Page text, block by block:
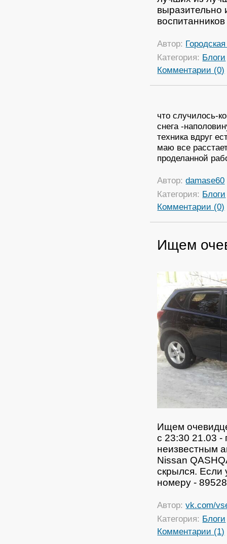
Автор:
Категория: Блоги
Комментарии (0)
что случилось-
снега -
техника вдруг
маю все
проделанной
Автор:damase60
Категория: Блоги
Комментарии (0)
Ищем
Ищем
с 23:30 21.03 -
неизвестным
Nissan
скрылся. Если
номеру -
Автор:vk.com/
Категория: Блоги
Комментарии (1)